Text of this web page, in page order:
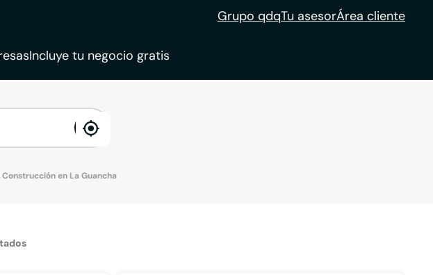
Grupo qdqTu asesorÁrea cliente
Incluye tu negocio gratis
enable
Construcción en La Guancha